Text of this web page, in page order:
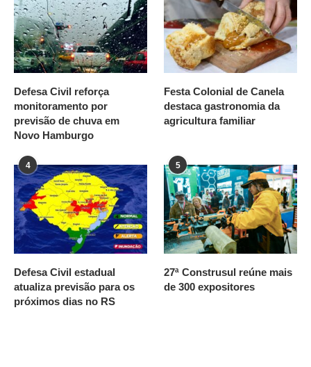
Defesa Civil reforça
monitoramento por
previsão de chuva em
Novo Hamburgo
Festa Colonial de Canela
destaca gastronomia da
agricultura familiar
4
Defesa Civil estadual
atualiza previsão para os
próximos dias no RS
5
27ª Construsul reúne mais
de 300 expositores